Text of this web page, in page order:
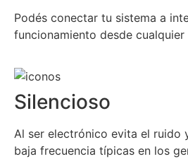
Podés conectar tu sistema a
funcionamiento desde cualquier
Silencioso
Al ser electrónico evita el ruido
baja frecuencia típicas en los